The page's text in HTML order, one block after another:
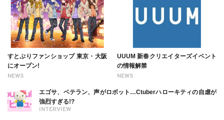
NEWS
すとぷりファンショップ 東京・大阪
にオープン!
NEWS
UUUM 新春クリエイターズイベント
の情報解禁
INTERVIEW
エゴサ、ベテラン、声がロボット…Ctuberハローキティの自虐が
強烈すぎる!?